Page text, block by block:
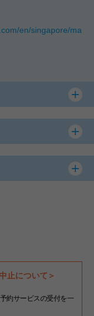
en/singapore/ma
止について＞
約サービスの受付を一